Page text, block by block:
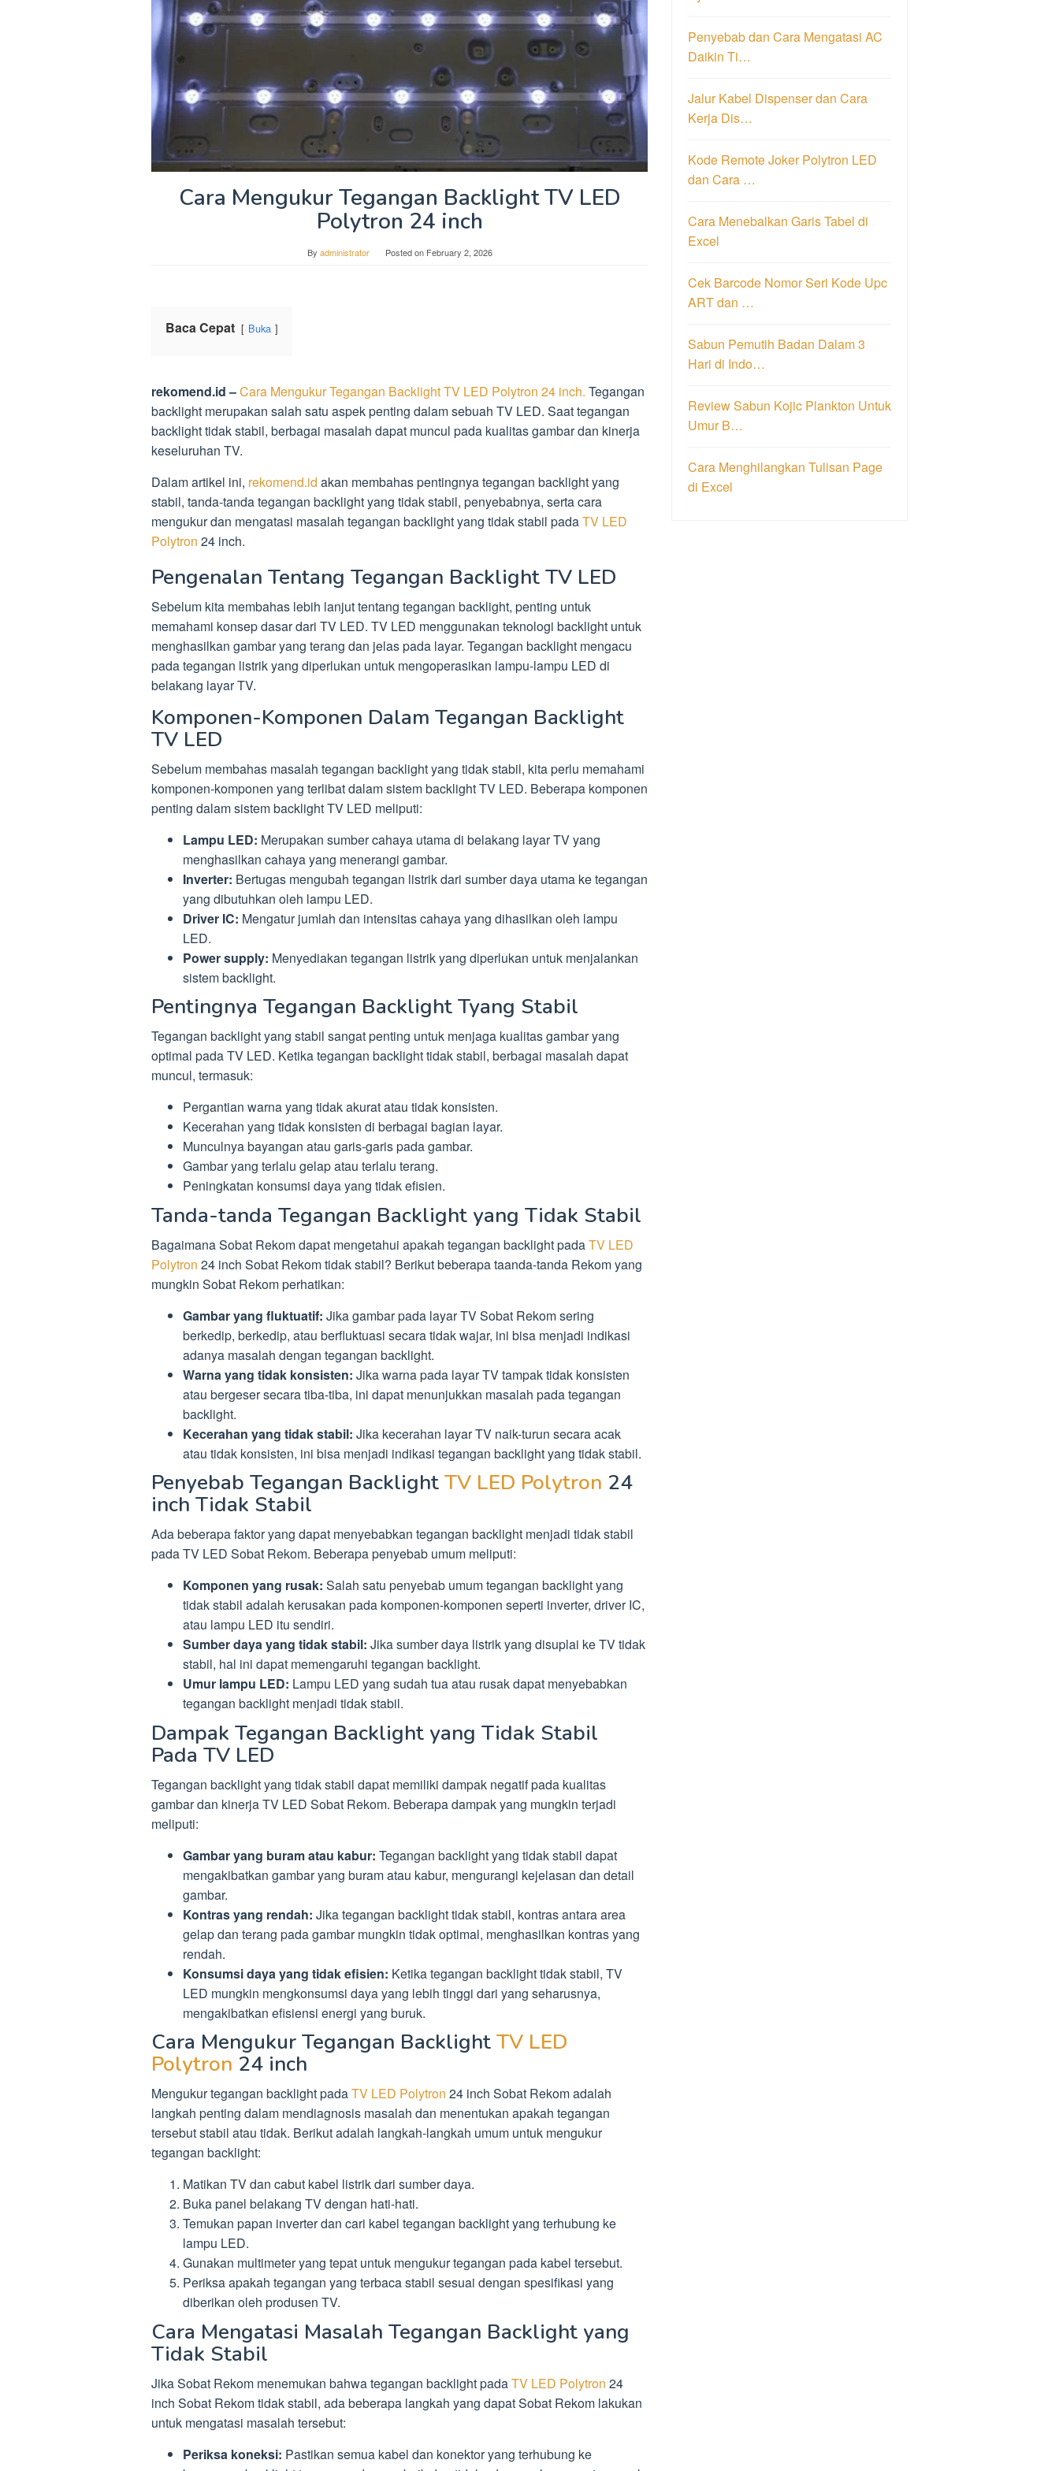
Cara Mengukur Tegangan Backlight TV LED
Polytron 24 inch
By administrator Posted on February 2, 2026
Baca Cepat Buka
rekomend.id –Cara Mengukur Tegangan Backlight TV LED Polytron 24 inch. Tegangan
backlight merupakan salah satu aspek penting dalam sebuah TV LED. Saat tegangan
backlight tidak stabil, berbagai masalah dapat muncul pada kualitas gambar dan kinerja
keseluruhan TV.
Dalam artikel ini, rekomend.id akan membahas pentingnya tegangan backlight yang
stabil, tanda-tanda tegangan backlight yang tidak stabil, penyebabnya, serta cara
mengukur dan mengatasi masalah tegangan backlight yang tidak stabil padaTV LED
Polytron 24 inch.
Pengenalan Tentang Tegangan Backlight TV LED
Sebelum kita membahas lebih lanjut tentang tegangan backlight, penting untuk
memahami konsep dasar dari TV LED. TV LED menggunakan teknologi backlight untuk
menghasilkan gambar yang terang dan jelas pada layar. Tegangan backlight mengacu
pada tegangan listrik yang diperlukan untuk mengoperasikan lampu-lampu LED di
belakang layar TV.
Komponen-Komponen Dalam Tegangan Backlight
TV LED
Sebelum membahas masalah tegangan backlight yang tidak stabil, kita perlu memahami
komponen-komponen yang terlibat dalam sistem backlight TV LED. Beberapa komponen
penting dalam sistem backlight TV LED meliputi:
Lampu LED: Merupakan sumber cahaya utama di belakang layar TV yang
menghasilkan cahaya yang menerangi gambar.
Inverter: Bertugas mengubah tegangan listrik dari sumber daya utama ke tegangan
yang dibutuhkan oleh lampu LED.
Driver IC: Mengatur jumlah dan intensitas cahaya yang dihasilkan oleh lampu
LED.
Power supply: Menyediakan tegangan listrik yang diperlukan untuk menjalankan
sistem backlight.
Pentingnya Tegangan Backlight Tyang Stabil
Tegangan backlight yang stabil sangat penting untuk menjaga kualitas gambar yang
optimal pada TV LED. Ketika tegangan backlight tidak stabil, berbagai masalah dapat
muncul, termasuk:
Pergantian warna yang tidak akurat atau tidak konsisten.
Kecerahan yang tidak konsisten di berbagai bagian layar.
Munculnya bayangan atau garis-garis pada gambar.
Gambar yang terlalu gelap atau terlalu terang.
Peningkatan konsumsi daya yang tidak efisien.
Tanda-tanda Tegangan Backlight yang Tidak Stabil
Bagaimana Sobat Rekom dapat mengetahui apakah tegangan backlight padaTV LED
Polytron 24 inch Sobat Rekom tidak stabil? Berikut beberapa taanda-tanda Rekom yang
mungkin Sobat Rekom perhatikan:
Gambar yang fluktuatif: Jika gambar pada layar TV Sobat Rekom sering
berkedip, berkedip, atau berfluktuasi secara tidak wajar, ini bisa menjadi indikasi
adanya masalah dengan tegangan backlight.
Warna yang tidak konsisten: Jika warna pada layar TV tampak tidak konsisten
atau bergeser secara tiba-tiba, ini dapat menunjukkan masalah pada tegangan
backlight.
Kecerahan yang tidak stabil: Jika kecerahan layar TV naik-turun secara acak
atau tidak konsisten, ini bisa menjadi indikasi tegangan backlight yang tidak stabil.
Penyebab Tegangan Backlight TV LED Polytron 24
inch Tidak Stabil
Ada beberapa faktor yang dapat menyebabkan tegangan backlight menjadi tidak stabil
pada TV LED Sobat Rekom. Beberapa penyebab umum meliputi:
Komponen yang rusak: Salah satu penyebab umum tegangan backlight yang
tidak stabil adalah kerusakan pada komponen-komponen seperti inverter, driver IC,
atau lampu LED itu sendiri.
Sumber daya yang tidak stabil: Jika sumber daya listrik yang disuplai ke TV tidak
stabil, hal ini dapat memengaruhi tegangan backlight.
Umur lampu LED: Lampu LED yang sudah tua atau rusak dapat menyebabkan
tegangan backlight menjadi tidak stabil.
Dampak Tegangan Backlight yang Tidak Stabil
Pada TV LED
Tegangan backlight yang tidak stabil dapat memiliki dampak negatif pada kualitas
gambar dan kinerja TV LED Sobat Rekom. Beberapa dampak yang mungkin terjadi
meliputi:
Gambar yang buram atau kabur: Tegangan backlight yang tidak stabil dapat
mengakibatkan gambar yang buram atau kabur, mengurangi kejelasan dan detail
gambar.
Kontras yang rendah: Jika tegangan backlight tidak stabil, kontras antara area
gelap dan terang pada gambar mungkin tidak optimal, menghasilkan kontras yang
rendah.
Konsumsi daya yang tidak efisien: Ketika tegangan backlight tidak stabil, TV
LED mungkin mengkonsumsi daya yang lebih tinggi dari yang seharusnya,
mengakibatkan efisiensi energi yang buruk.
Cara Mengukur Tegangan Backlight TV LED
Polytron 24 inch
Mengukur tegangan backlight padaTV LED Polytron 24 inch Sobat Rekom adalah
langkah penting dalam mendiagnosis masalah dan menentukan apakah tegangan
tersebut stabil atau tidak. Berikut adalah langkah-langkah umum untuk mengukur
tegangan backlight:
Matikan TV dan cabut kabel listrik dari sumber daya.
Buka panel belakang TV dengan hati-hati.
Temukan papan inverter dan cari kabel tegangan backlight yang terhubung ke
lampu LED.
Gunakan multimeter yang tepat untuk mengukur tegangan pada kabel tersebut.
Periksa apakah tegangan yang terbaca stabil sesuai dengan spesifikasi yang
diberikan oleh produsen TV.
Cara Mengatasi Masalah Tegangan Backlight yang
Tidak Stabil
Jika Sobat Rekom menemukan bahwa tegangan backlight padaTV LED Polytron 24
inch Sobat Rekom tidak stabil, ada beberapa langkah yang dapat Sobat Rekom lakukan
untuk mengatasi masalah tersebut:
Periksa koneksi: Pastikan semua kabel dan konektor yang terhubung ke
Penyebab dan Cara Mengatasi AC
Daikin Ti…
Jalur Kabel Dispenser dan Cara
Kerja Dis…
Kode Remote Joker Polytron LED
dan Cara …
Cara Menebalkan Garis Tabel di
Excel
Cek Barcode Nomor Seri Kode Upc
ART dan …
Sabun Pemutih Badan Dalam 3
Hari di Indo…
Review Sabun Kojic Plankton Untuk
Umur B…
Cara Menghilangkan Tulisan Page
di Excel